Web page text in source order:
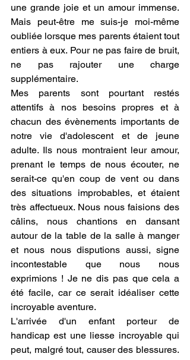
une grande joie et un amour immense.
Mais peut-être me suis-je moi-même
oubliée lorsque mes parents étaient tout
entiers à eux. Pour ne pas faire de bruit,
ne pas rajouter une charge
supplémentaire.
Mes parents sont pourtant restés
attentifs à nos besoins propres et à
chacun des évènements importants de
notre vie d'adolescent et de jeune
adulte. Ils nous montraient leur amour,
prenant le temps de nous écouter, ne
serait-ce qu'en coup de vent ou dans
des situations improbables, et étaient
très affectueux. Nous nous faisions des
câlins, nous chantions en dansant
autour de la table de la salle à manger
et nous nous disputions aussi, signe
incontestable que nous nous
exprimions ! Je ne dis pas que cela a
été facile, car ce serait idéaliser cette
incroyable aventure.
L'arrivée d'un enfant porteur de
handicap est une liesse incroyable qui
peut, malgré tout, causer des blessures.